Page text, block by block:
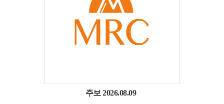
주보 2026.08.09